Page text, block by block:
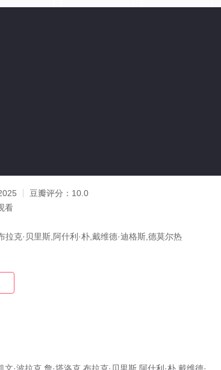
豆瓣评分： 10.0
看
拉克·贝里斯,阿什利·朴,戴维德·迪格斯,德莫尔热